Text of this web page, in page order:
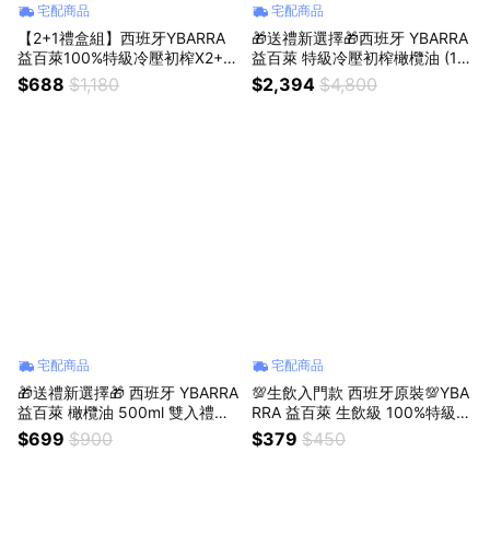
宅配商品
【2+1禮盒組】西班牙YBARRA
益百萊100%特級冷壓初榨X2+純
橄欖油 500ml｜獅子座生日快樂
｜生日禮物｜送禮｜禮盒｜父親
$688 $1,180
宅配商品
🎁送禮新選擇🎁西班牙 YBARRA
益百萊 特級冷壓初榨橄欖油 (10
00mlx6瓶)｜獅子座生日快樂｜
生日禮物｜送禮｜禮盒｜父親節
$2,394 $4,800
宅配商品
🎁送禮新選擇🎁 西班牙 YBARRA
益百萊 橄欖油 500ml 雙入禮盒
生飲級 100%特級冷壓初榨+特
級初榨橄欖油 單一品種HOJIBL
$699 $900
宅配商品
💯生飲入門款 西班牙原裝💯YBA
RRA 益百萊 生飲級 100%特級冷
壓初榨橄欖油500ml x1瓶｜獅子
座生日快樂｜生日禮物｜送禮｜
$379 $450